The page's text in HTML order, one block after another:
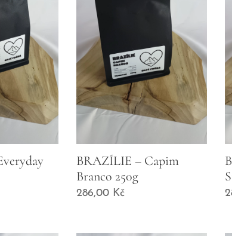
BRAZÍLIE – Capim
Branco 250g
286,00 Kč